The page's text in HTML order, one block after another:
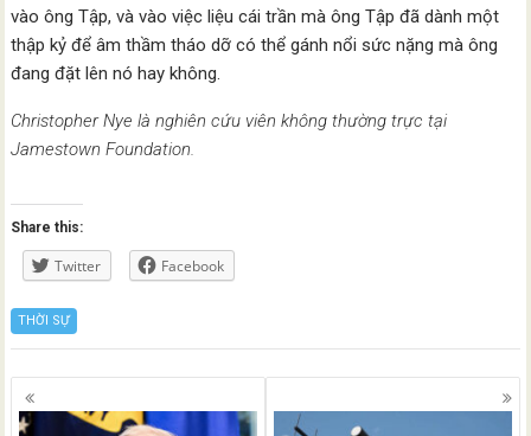
vào ông Tập, và vào việc liệu cái trần mà ông Tập đã dành một
thập kỷ để âm thầm tháo dỡ có thể gánh nổi sức nặng mà ông
đang đặt lên nó hay không.
Christopher Nye là nghiên cứu viên không thường trực tại
Jamestown Foundation.
Share this:
Twitter Facebook
THỜI SỰ
Posts
navigation